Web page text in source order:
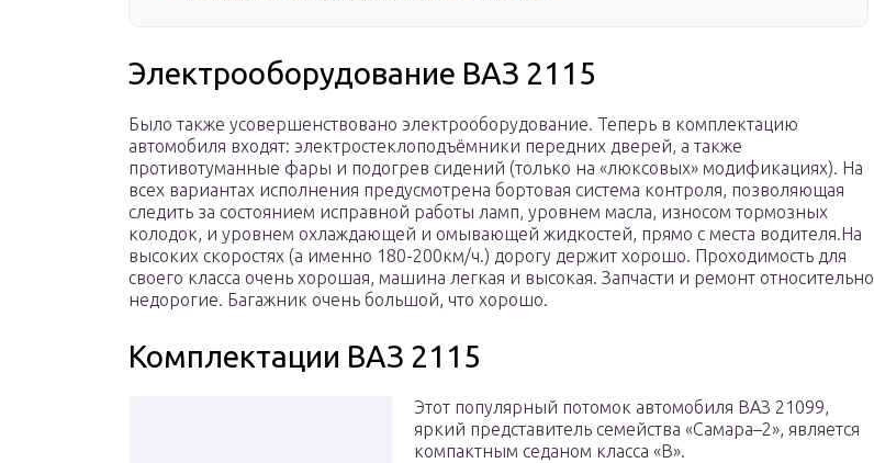
Электрооборудование ВАЗ 2115
Было также усовершенствовано электрооборудование. Теперь в комплектацию
автомобиля входят: электростеклоподъёмники передних дверей, а также
противотуманные фары и подогрев сидений (только на «люксовых» модификациях). На
всех вариантах исполнения предусмотрена бортовая система контроля, позволяющая
следить за состоянием исправной работы ламп, уровнем масла, износом тормозных
колодок, и уровнем охлаждающей и омывающей жидкостей, прямо с места водителя.На
высоких скоростях (а именно 180-200км/ч.) дорогу держит хорошо. Проходимость для
своего класса очень хорошая, машина легкая и высокая. Запчасти и ремонт относительно
недорогие. Багажник очень большой, что хорошо.
Комплектации ВАЗ 2115
Этот популярный потомок автомобиля ВАЗ 21099,
яркий представитель семейства «Самара–2», является
компактным седаном класса «В».